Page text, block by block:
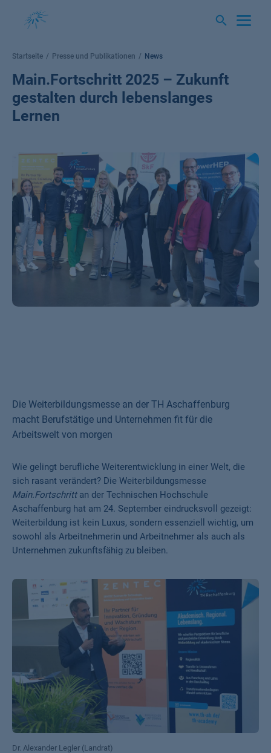
Startseite Presse und Publikationen News
Main.Fortschritt 2025 – Zukunft
gestalten durch lebenslanges
Lernen
Die Weiterbildungsmesse an der TH Aschaffenburg
macht Berufstätige und Unternehmen fit für die
Arbeitswelt von morgen
Wie gelingt berufliche Weiterentwicklung in einer Welt, die
sich rasant verändert? Die Weiterbildungsmesse
Main.Fortschrittan der Technischen Hochschule
Aschaffenburg hat am 24. September eindrucksvoll gezeigt:
Weiterbildung ist kein Luxus, sondern essenziell wichtig, um
sowohl als Arbeitnehmerin und Arbeitnehmer als auch als
Unternehmen zukunftsfähig zu bleiben.
Dr. Alexander Legler (Landrat)